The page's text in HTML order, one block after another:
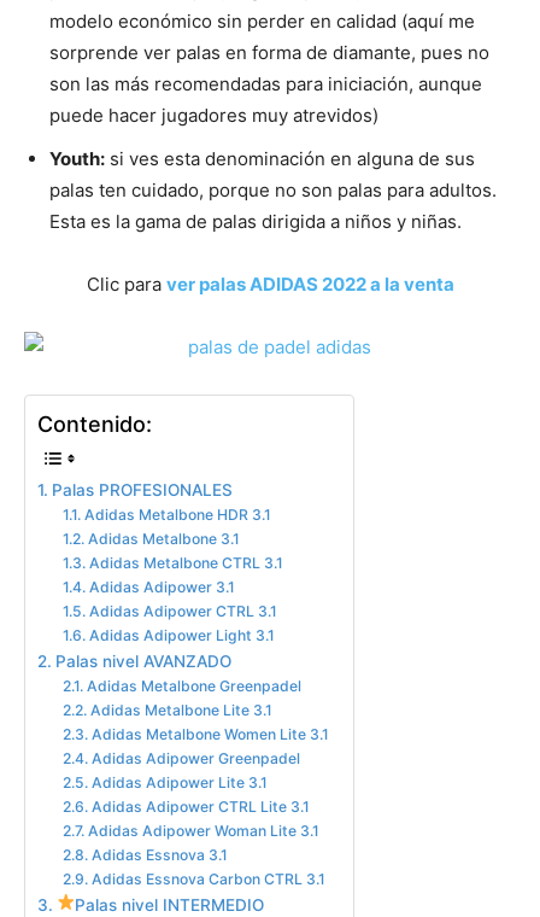
modelo económico sin perder en calidad (aquí me
sorprende ver palas en forma de diamante, pues no
son las más recomendadas para iniciación, aunque
puede hacer jugadores muy atrevidos)
Youth: si ves esta denominación en alguna de sus
palas ten cuidado, porque no son palas para adultos.
Esta es la gama de palas dirigida a niños y niñas.
Clic para ver palas ADIDAS 2022 a la venta
Contenido:
Palas PROFESIONALES
Adidas Metalbone HDR 3.1
Adidas Metalbone 3.1
Adidas Metalbone CTRL 3.1
Adidas Adipower 3.1
Adidas Adipower CTRL 3.1
Adidas Adipower Light 3.1
Palas nivel AVANZADO
Adidas Metalbone Greenpadel
Adidas Metalbone Lite 3.1
Adidas Metalbone Women Lite 3.1
Adidas Adipower Greenpadel
Adidas Adipower Lite 3.1
Adidas Adipower CTRL Lite 3.1
Adidas Adipower Woman Lite 3.1
Adidas Essnova 3.1
Adidas Essnova Carbon CTRL 3.1
Palas nivel INTERMEDIO